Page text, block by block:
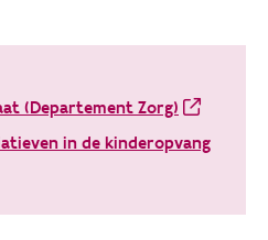
(Departement Zorg)
in de kinderopvang